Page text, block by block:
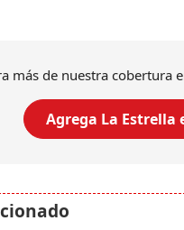
más de nuestra cobertura
Agrega La Estrella